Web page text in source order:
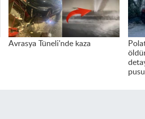
Avrasya Tüneli'nde kaza